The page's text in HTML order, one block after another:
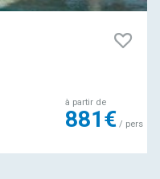
à partir de
881€/ pers